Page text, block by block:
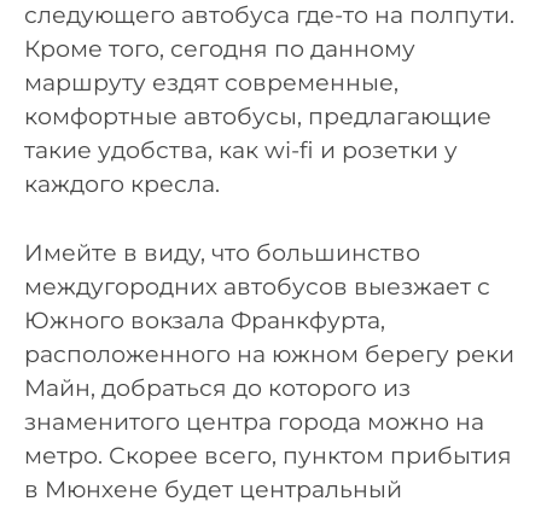
следующего автобуса где-то на полпути.
Кроме того, сегодня по данному
маршруту ездят современные,
комфортные автобусы, предлагающие
такие удобства, как wi-fi и розетки у
каждого кресла.
Имейте в виду, что большинство
междугородних автобусов выезжает с
Южного вокзала Франкфурта,
расположенного на южном берегу реки
Майн, добраться до которого из
знаменитого центра города можно на
метро. Скорее всего, пунктом прибытия
в Мюнхене будет центральный